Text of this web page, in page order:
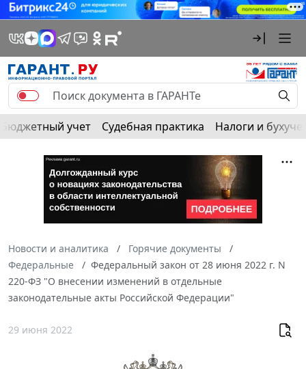
Бюджетный учет Судебная практика Налоги и
Новости и аналитика
Горячие документы
Федеральные
Федеральный закон от 28 июня 2022 г. N
220-ФЗ "О внесении изменений в отдельные
законодательные акты Российской Федерации"
29 июня 2022